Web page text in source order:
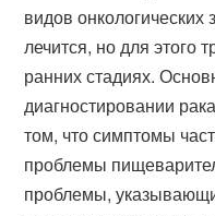
видов
лечится, но для этого
ранних стадиях.
диагностировании
том, что симптомы
проблемы
проблемы,